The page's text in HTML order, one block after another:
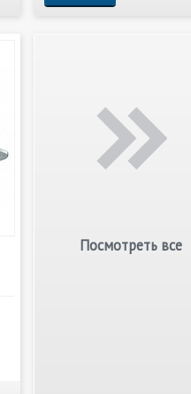
Посмотреть все